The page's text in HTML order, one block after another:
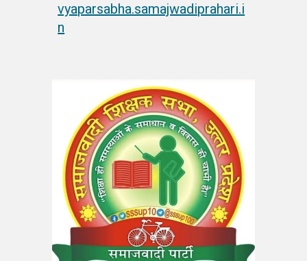
vyaparsabha.samajwadiprahari.i
n